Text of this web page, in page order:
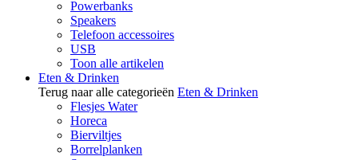
Powerbanks
Speakers
Telefoon accessoires
USB
Toon alle artikelen
Eten & Drinken
Terug naar alle categorieën Eten & Drinken
Flesjes Water
Horeca
Bierviltjes
Borrelplanken